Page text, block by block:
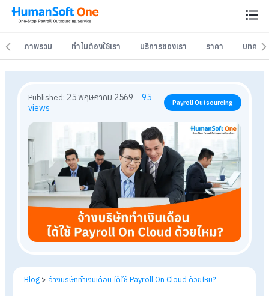
ภาพรวม ทำไมต้องใช้เรา บริการของเรา ราคา บทควา
ภาพรวม ทำไมต้องใช้เรา บริการของเรา ราคา บทควา
Published: 95
views